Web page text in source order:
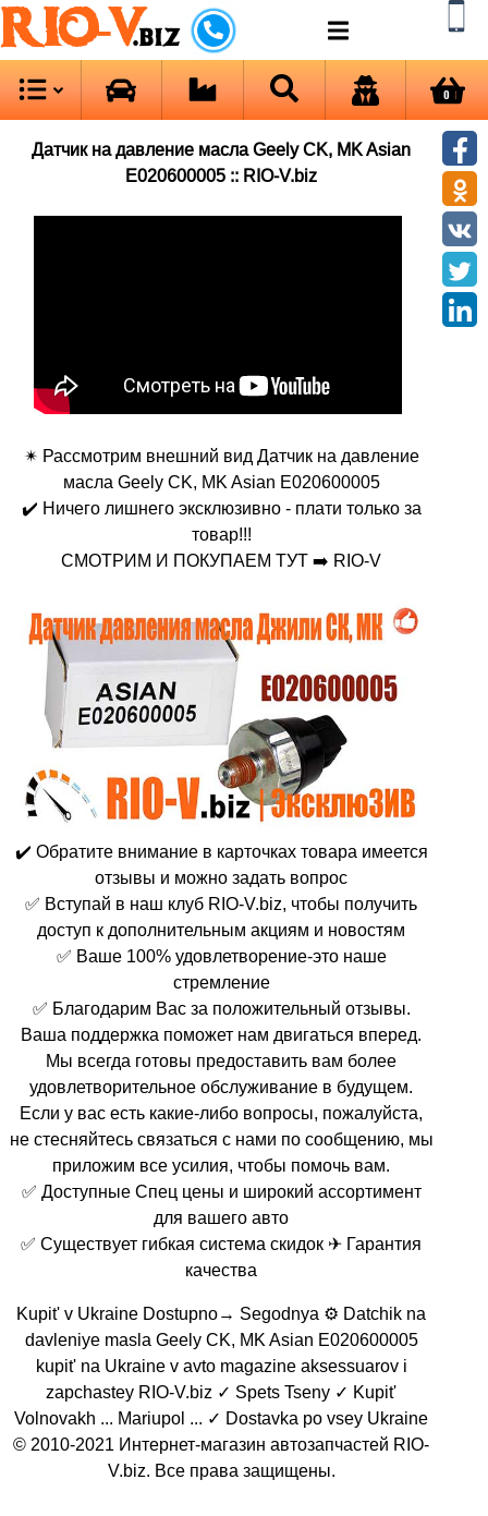
RIO-V.biz
0
Датчик на давление масла Geely CK, MK Asian
E020600005 :: RIO-V.biz
✴ Рассмотрим внешний вид Датчик на давление
масла Geely CK, MK Asian E020600005
✔️ Ничего лишнего эксклюзивно - плати только за
товар!!!
СМОТРИМ И ПОКУПАЕМ ТУТ ➡️ RIO-V
✔️ Обратите внимание в карточках товара имеется
отзывы и можно задать вопрос
✅ Вступай в наш клуб RIO-V.biz, чтобы получить
доступ к дополнительным акциям и новостям
✅ Ваше 100% удовлетворение-это наше
стремление
✅ Благодарим Вас за положительный отзывы.
Ваша поддержка поможет нам двигаться вперед.
Мы всегда готовы предоставить вам более
удовлетворительное обслуживание в будущем.
Если у вас есть какие-либо вопросы, пожалуйста,
не стесняйтесь связаться с нами по сообщению, мы
приложим все усилия, чтобы помочь вам.
✅ Доступные Спец цены и широкий ассортимент
для вашего авто
✅ Существует гибкая система скидок ✈ Гарантия
качества
Kupit' v Ukraine Dostupno→ Segodnya ⚙️ Datchik na
davleniye masla Geely CK, MK Asian E020600005
kupit' na Ukraine v avto magazine aksessuarov i
zapchastey RIO-V.biz ✓ Spets Tseny ✓ Kupit'
Volnovakh ... Mariupol ... ✓ Dostavka po vsey Ukraine
© 2010-2021 Интернет-магазин автозапчастей RIO-
V.biz. Все права защищены.